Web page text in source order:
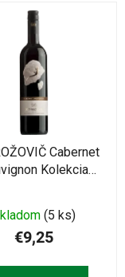
Cabernet
Kolekcia
(5 ks)
€9,25